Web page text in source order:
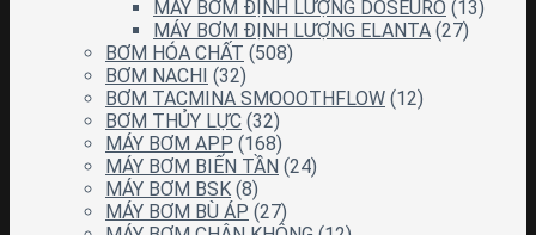
MÁY BƠM ĐỊNH LƯỢNG DOSEURO (13)
MÁY BƠM ĐỊNH LƯỢNG ELANTA (27)
BƠM HÓA CHẤT (508)
BƠM NACHI (32)
BƠM TACMINA SMOOOTHFLOW (12)
BƠM THỦY LỰC (32)
MÁY BƠM APP (168)
MÁY BƠM BIẾN TẦN (24)
MÁY BƠM BSK (8)
MÁY BƠM BÙ ÁP (27)